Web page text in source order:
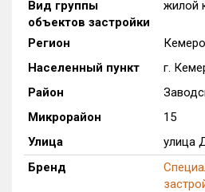
Только новые
от до
с
Вид группы
объектов застройки
жилой
Регион
Населенный пункт
г.
Район
Микрорайон
15
Улица
улица
Бренд